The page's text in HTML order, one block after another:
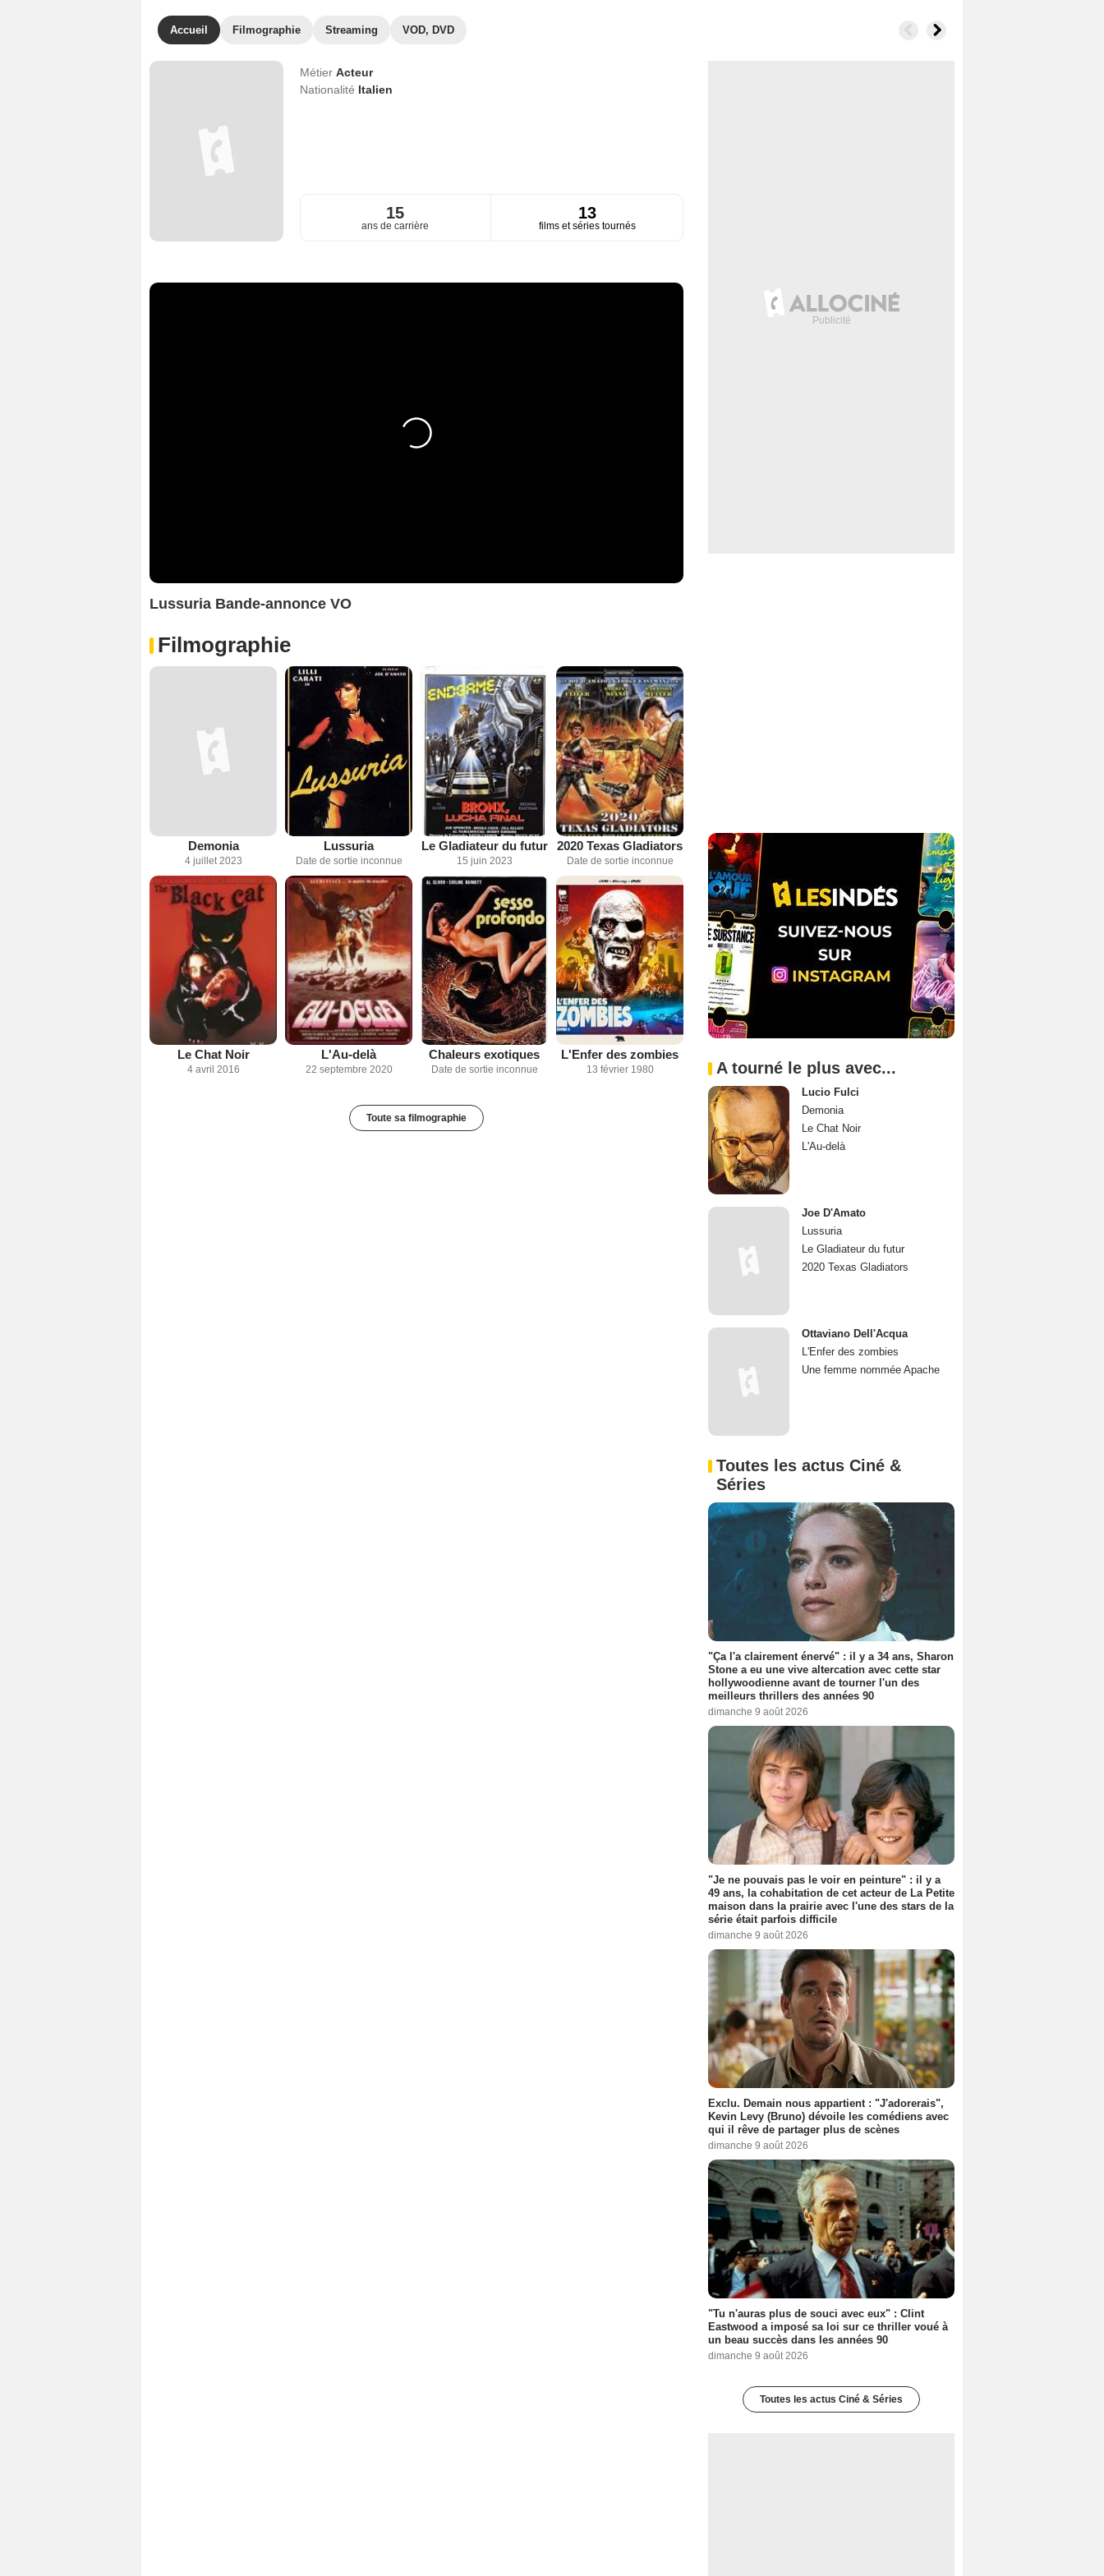
Accueil Filmographie Streaming VOD, DVD
Métier Acteur
Nationalité Italien
15
ans de carrière
13
films et séries tournés
Lussuria Bande-annonce VO
Filmographie
Demonia
4 juillet 2023
Lussuria
Date de sortie inconnue
Le Gladiateur du futur
15 juin 2023
2020 Texas Gladiators
Date de sortie inconnue
Le Chat Noir
4 avril 2016
L'Au-delà
22 septembre 2020
Chaleurs exotiques
Date de sortie inconnue
L'Enfer des zombies
13 février 1980
Toute sa filmographie
A tourné le plus avec...
Lucio Fulci
Demonia
Le Chat Noir
L'Au-delà
Joe D'Amato
Lussuria
Le Gladiateur du futur
2020 Texas Gladiators
Ottaviano Dell'Acqua
L'Enfer des zombies
Une femme nommée Apache
Toutes les actus Ciné &
Séries
"Ça l'a clairement énervé" : il y a 34 ans, Sharon
Stone a eu une vive altercation avec cette star
hollywoodienne avant de tourner l'un des
meilleurs thrillers des années 90
dimanche 9 août 2026
"Je ne pouvais pas le voir en peinture" : il y a
49 ans, la cohabitation de cet acteur de La Petite
maison dans la prairie avec l'une des stars de la
série était parfois difficile
dimanche 9 août 2026
Exclu. Demain nous appartient : "J'adorerais",
Kevin Levy (Bruno) dévoile les comédiens avec
qui il rêve de partager plus de scènes
dimanche 9 août 2026
"Tu n'auras plus de souci avec eux" : Clint
Eastwood a imposé sa loi sur ce thriller voué à
un beau succès dans les années 90
dimanche 9 août 2026
Toutes les actus Ciné & Séries